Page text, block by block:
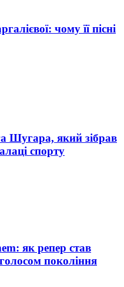
чому її пісні
Шугара, який зібрав
спорту
як репер став
покоління